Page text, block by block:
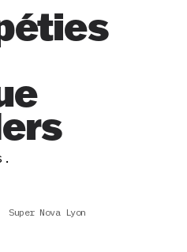
Super Nova Lyon